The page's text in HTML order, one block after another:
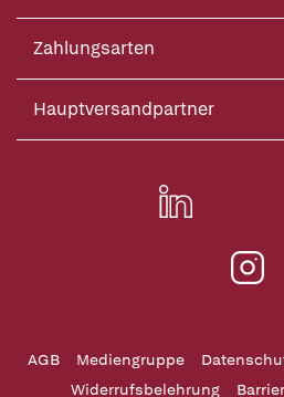
Zahlungsarten
Hauptversandpartner
AGB Mediengruppe
Widerrufsbelehrung